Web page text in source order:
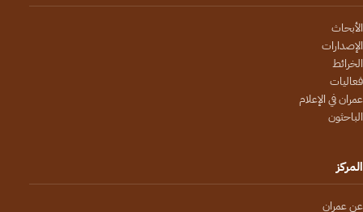
الأبحاث
الإصدارات
الخرائط
فعاليات
عمران في الإعلام
الباحثون
المركز
عن عمران